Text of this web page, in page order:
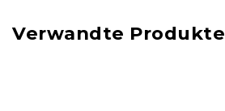
Verwandte Produkte